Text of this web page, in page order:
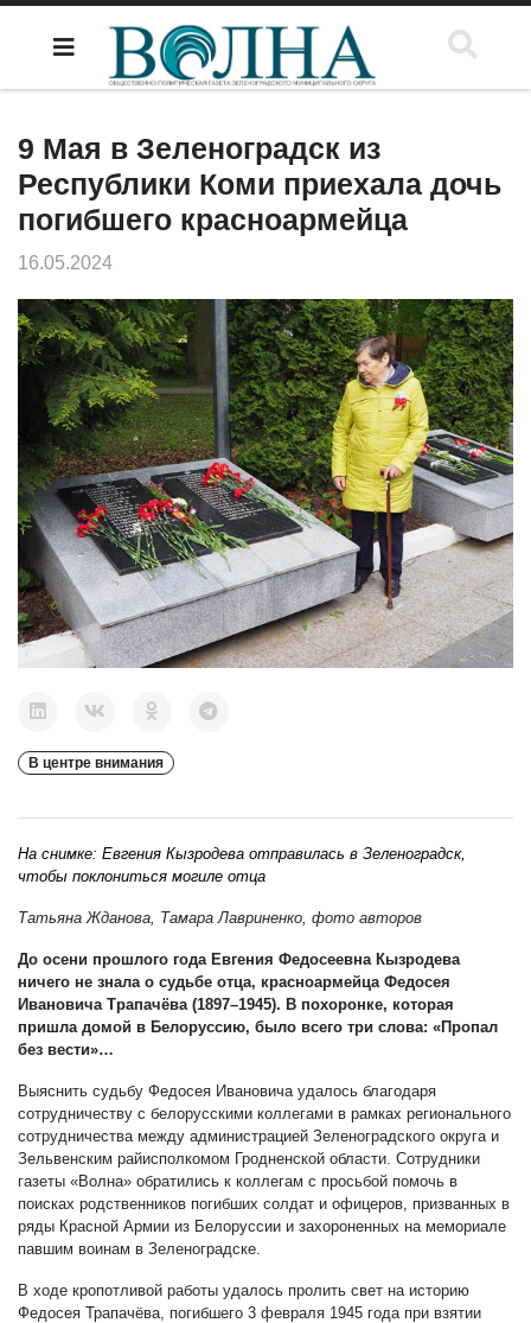
9 Мая в Зеленоградск из
Республики Коми приехала дочь
погибшего красноармейца
16.05.2024
В центре внимания
На снимке: Евгения Кызродева отправилась в Зеленоградск,
чтобы поклониться могиле отца
Татьяна Жданова, Тамара Лавриненко, фото авторов
До осени прошлого года Евгения Федосеевна Кызродева
ничего не знала о судьбе отца, красноармейца Федосея
Ивановича Трапачёва (1897–1945). В похоронке, которая
пришла домой в Белоруссию, было всего три слова: «Пропал
без вести»…
Выяснить судьбу Федосея Ивановича удалось благодаря
сотрудничеству с белорусскими коллегами в рамках регионального
сотрудничества между администрацией Зеленоградского округа и
Зельвенским райисполкомом Гродненской области. Сотрудники
газеты «Волна» обратились к коллегам с просьбой помочь в
поисках родственников погибших солдат и офицеров, призванных в
ряды Красной Армии из Белоруссии и захороненных на мемориале
павшим воинам в Зеленоградске.
В ходе кропотливой работы удалось пролить свет на историю
Федосея Трапачёва, погибшего 3 февраля 1945 года при взятии